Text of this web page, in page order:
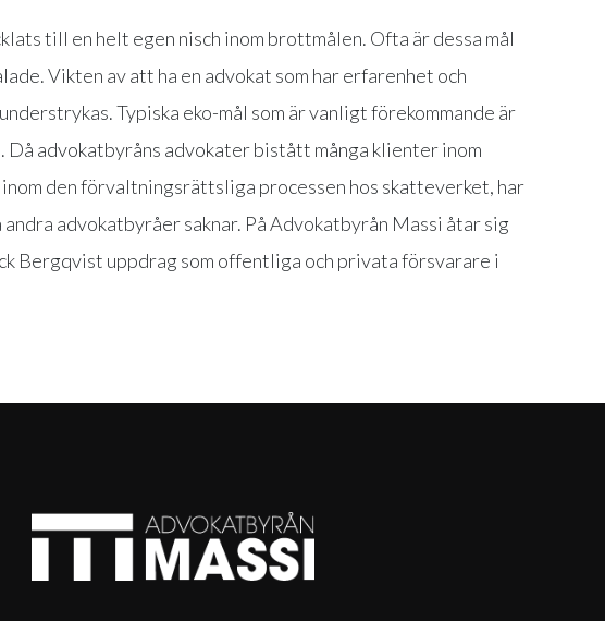
till en helt egen nisch inom brottmålen. Ofta är dessa mål
Vikten av att ha en advokat som har erfarenhet och
Typiska eko-mål som är vanligt förekommande är
advokatbyråns advokater bistått många klienter inom
den förvaltningsrättsliga processen hos skatteverket, har
advokatbyråer saknar. På Advokatbyrån Massi åtar sig
Bergqvist uppdrag som offentliga och privata försvarare i